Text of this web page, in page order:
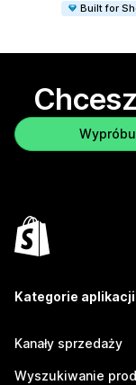
Built for
Kategorie aplikacji
Kanały sprzedaży
Wyszukiwanie